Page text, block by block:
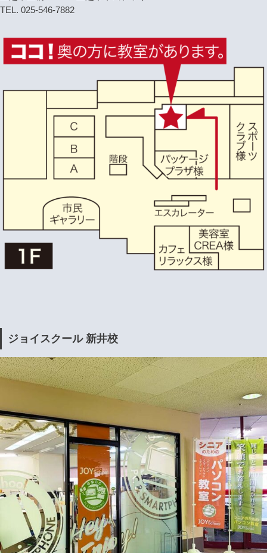
TEL. 025-546-7882
ジョイスクール 新井校